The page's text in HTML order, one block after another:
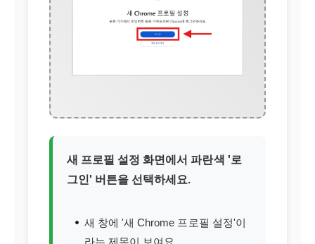
새 프로필 설정 화면에서 파란색 '로
그인' 버튼을 선택하세요.
새 창에 '새 Chrome 프로필 설정'이
라는 제목이 보여요